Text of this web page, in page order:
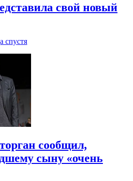
свой новый
спустя
сообщил,
сыну «очень